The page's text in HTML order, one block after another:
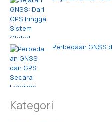
Perbedaan GNSS
Kategori